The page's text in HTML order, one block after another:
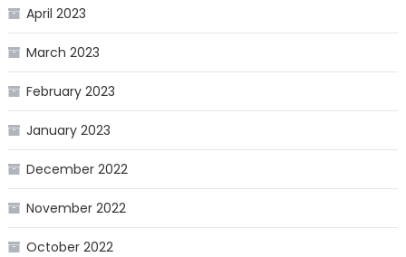
April 2023
March 2023
February 2023
January 2023
December 2022
November 2022
October 2022